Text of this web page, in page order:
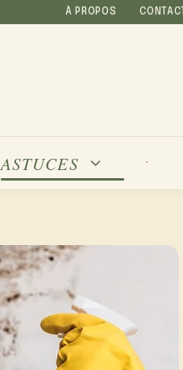
À PROPOS CONTACT
ASTUCES